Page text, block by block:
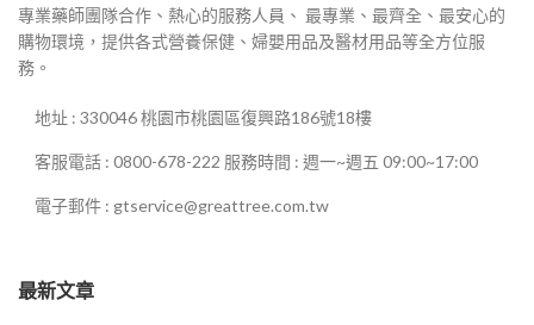
專業藥師團隊合作、熱心的服務人員、 最專業、最齊全、最安心的
購物環境，提供各式營養保健、婦嬰用品及醫材用品等全方位服
務。
地址 : 330046 桃園市桃園區復興路186號18樓
客服電話 : 0800-678-222 服務時間 : 週一~週五 09:00~17:00
電子郵件 : gtservice@greattree.com.tw
最新文章